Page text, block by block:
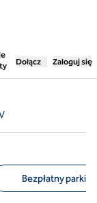
,otwiera nową
Dołącz Zaloguj się
Bezpłatny